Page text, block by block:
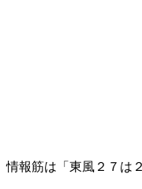
情報筋は「東風２７は